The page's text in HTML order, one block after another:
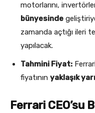
motorlarını,
bünyesinde
zamanda açtığı ileri
yapılacak.
Tahmini Fiyat:
fiyatının yaklaşık
Ferrari CEO’su